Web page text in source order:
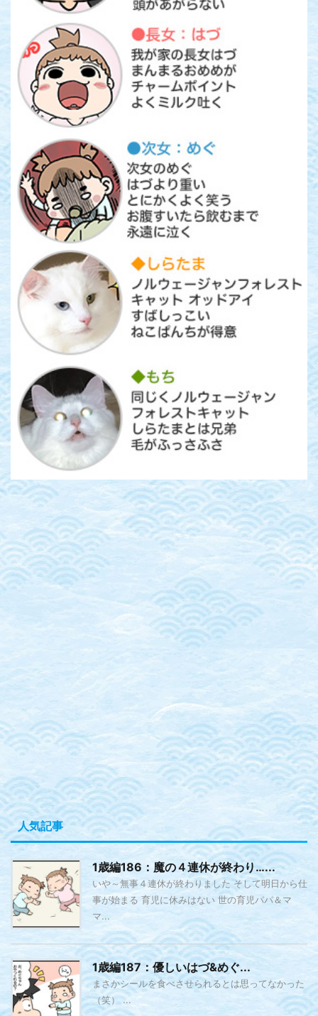
人気記事
1歳編186：魔の４連休が終わり…...
いや～無事４連休が終わりました そして明日から仕
事が始まる 育児に休みはない 世の育児パパ＆マ
マ...
1歳編187：優しいはづ&めぐ...
まさかシールを食べさせられるとは思ってなかった
（笑） ...